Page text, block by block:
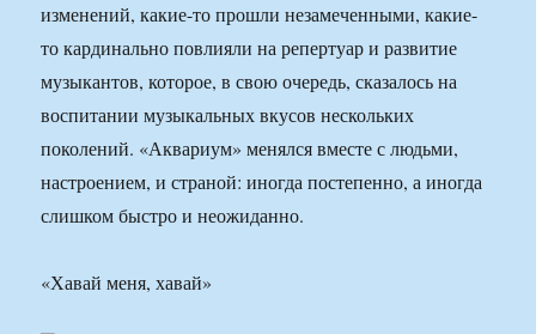
изменений, какие-то прошли незамеченными, какие-
то кардинально повлияли на репертуар и развитие
музыкантов, которое, в свою очередь, сказалось на
воспитании музыкальных вкусов нескольких
поколений. «Аквариум» менялся вместе с людьми,
настроением, и страной: иногда постепенно, а иногда
слишком быстро и неожиданно.
«Хавай меня, хавай»